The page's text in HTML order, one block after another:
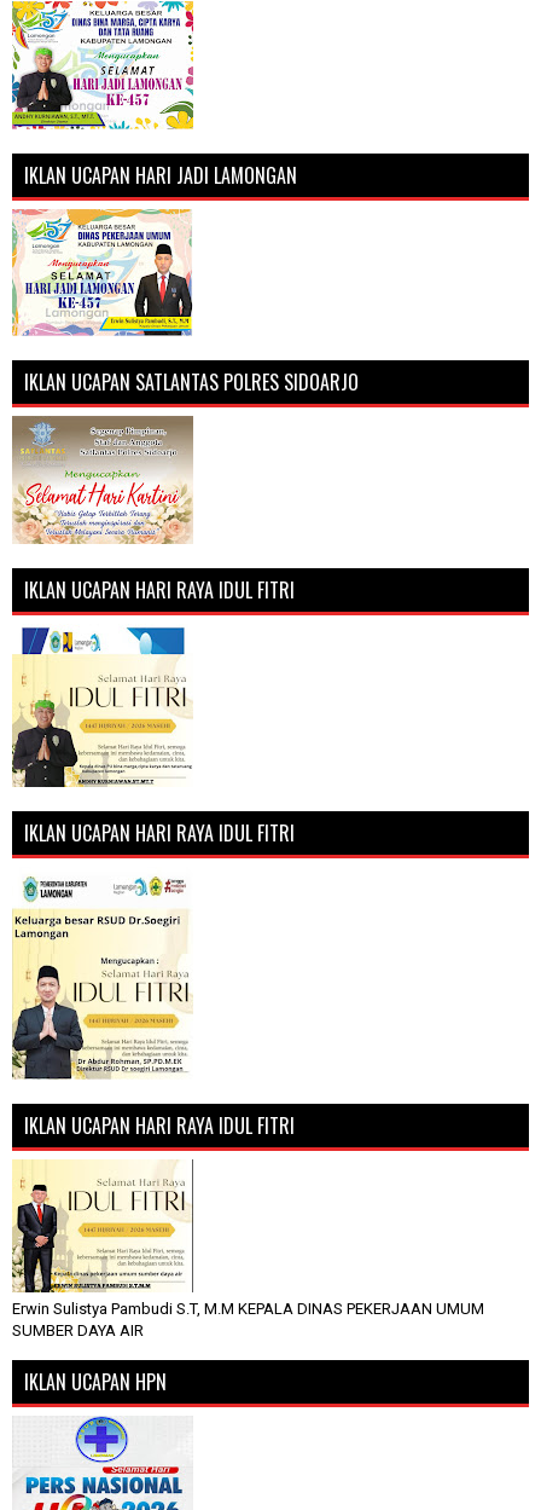
IKLAN UCAPAN HARI JADI LAMONGAN
IKLAN UCAPAN SATLANTAS POLRES SIDOARJO
IKLAN UCAPAN HARI RAYA IDUL FITRI
IKLAN UCAPAN HARI RAYA IDUL FITRI
IKLAN UCAPAN HARI RAYA IDUL FITRI
Erwin Sulistya Pambudi S.T, M.M KEPALA DINAS PEKERJAAN UMUM
SUMBER DAYA AIR
IKLAN UCAPAN HPN